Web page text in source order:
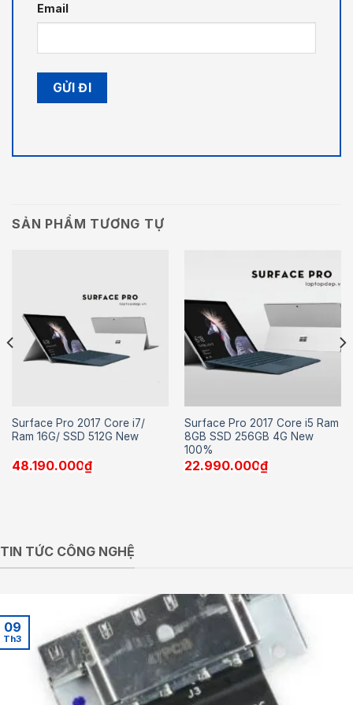
Email
SẢN PHẨM TƯƠNG TỰ
Surface Pro 2017 Core i7/
Ram 16G/ SSD 512G New
48.190.000₫
Surface Pro 2017 Core i5 Ram
8GB SSD 256GB 4G New
100%
22.990.000₫
TIN TỨC CÔNG NGHỆ
09
Th3